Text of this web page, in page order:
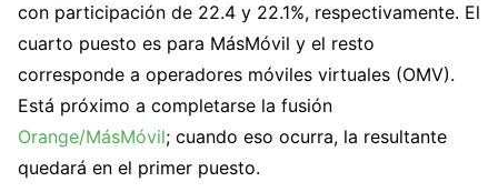
con participación de 22.4 y 22.1%, respectivamente. El
cuarto puesto es para MásMóvil y el resto
corresponde a operadores móviles virtuales (OMV).
Está próximo a completarse la fusión
Orange/MásMóvil; cuando eso ocurra, la resultante
quedará en el primer puesto.